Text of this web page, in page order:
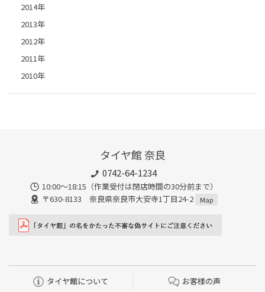
2014年
2013年
2012年
2011年
2010年
タイヤ館 奈良
0742-64-1234
10:00～18:15（作業受付は閉店時間の30分前まで）
〒630-8133 奈良県奈良市大安寺1丁目24-2
Map
タイヤ館について お客様の声